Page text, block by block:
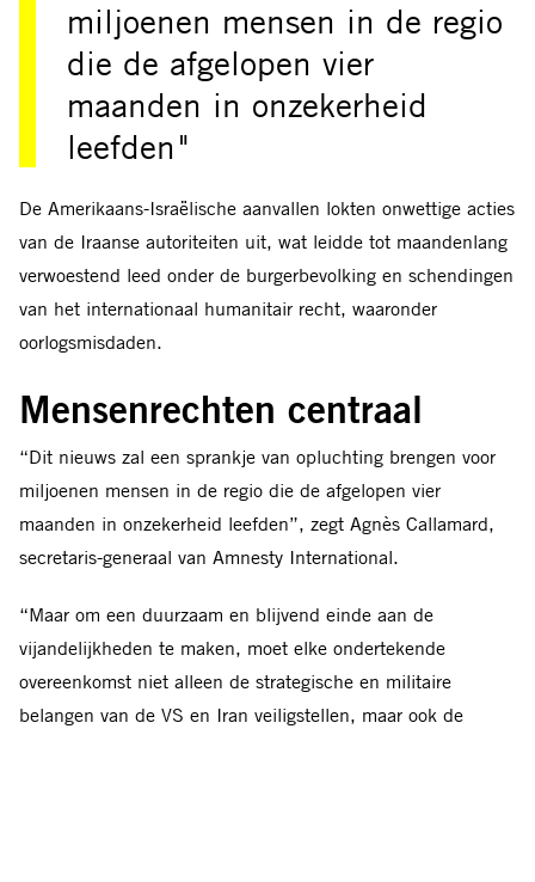
miljoenen mensen in de regio
die de afgelopen vier
maanden in onzekerheid
leefden
De Amerikaans-Israëlische aanvallen lokten onwettige acties
van de Iraanse autoriteiten uit, wat leidde tot maandenlang
verwoestend leed onder de burgerbevolking en schendingen
van het internationaal humanitair recht, waaronder
oorlogsmisdaden.
Mensenrechten centraal
“Dit nieuws zal een sprankje van opluchting brengen voor
miljoenen mensen in de regio die de afgelopen vier
maanden in onzekerheid leefden”, zegt Agnès Callamard,
secretaris-generaal van Amnesty International.
“Maar om een duurzaam en blijvend einde aan de
vijandelijkheden te maken, moet elke ondertekende
overeenkomst niet alleen de strategische en militaire
belangen van de VS en Iran veiligstellen, maar ook de